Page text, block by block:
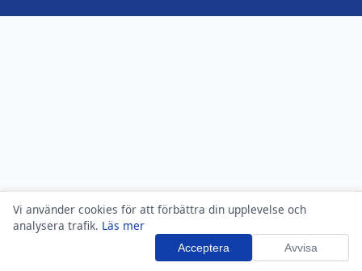
Vi använder cookies för att förbättra din upplevelse och
analysera trafik. Läs mer
Acceptera Avvisa